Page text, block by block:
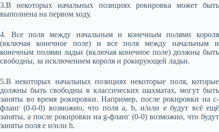
3.В некоторых начальных позициях рокировка может быть
выполнена на первом ходу.
4. Все поля между начальным и конечным полями короля
(включая конечное поле) и все поля между начальным и
конечным полями ладьи (включая конечное поле) должны быть
свободны, за исключением короля и рокирующей ладьи.
5.В некоторых начальных позициях некоторые поля, которые
должны быть свободны в классических шахматах, могут быть
заняты во время рокировки. Например, после рокировки на с-
фланг (0-0-0) возможно, что поля a, b, и/или e будут всё ещё
заняты, а после рокировки на g-фланг (0-0) возможно, что будут
заняты поля e и/или h.